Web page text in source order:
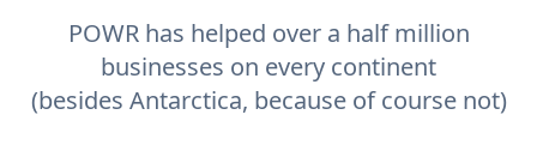
POWR has helped over a half million
businesses on every continent
(besides Antarctica, because of course not)